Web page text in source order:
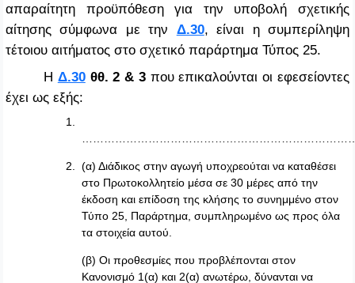
απαραίτητη προϋπόθεση για την υποβολή σχετικής
αίτησης σύμφωνα με την Δ.30, είναι η συμπερίληψη
τέτοιου αιτήματος στο σχετικό παράρτημα Τύπος 25.
Η Δ.30θθ. 2 & 3που επικαλούνται οι εφεσείοντες
έχει ως εξής:
1.
2. (α) Διάδικος στην αγωγή υποχρεούται να καταθέσει
στο Πρωτοκολλητείο μέσα σε 30 μέρες από την
έκδοση και επίδοση της κλήσης το συνημμένο στον
Τύπο 25, Παράρτημα, συμπληρωμένο ως προς όλα
τα στοιχεία αυτού.
(β) Οι προθεσμίες που προβλέπονται στον
Κανονισμό 1(α) και 2(α) ανωτέρω, δύνανται να